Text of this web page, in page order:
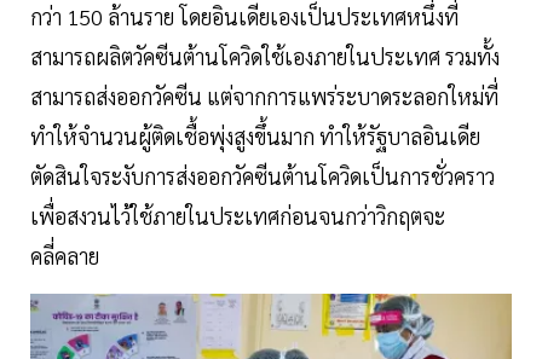
กว่า 150 ล้านราย โดยอินเดียเองเป็นประเทศหนึ่งที่
สามารถผลิตวัคซีนต้านโควิดใช้เองภายในประเทศ รวมทั้ง
สามารถส่งออกวัคซีน แต่จากการแพร่ระบาดระลอกใหม่ที่
ทำให้จำนวนผู้ติดเชื้อพุ่งสูงขึ้นมาก ทำให้รัฐบาลอินเดีย
ตัดสินใจระงับการส่งออกวัคซีนต้านโควิดเป็นการชั่วคราว
เพื่อสงวนไว้ใช้ภายในประเทศก่อนจนกว่าวิกฤตจะ
คลี่คลาย